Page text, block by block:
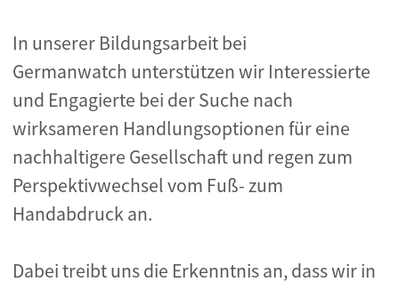
In unserer Bildungsarbeit bei
Germanwatch unterstützen wir Interessierte
und Engagierte bei der Suche nach
wirksameren Handlungsoptionen für eine
nachhaltigere Gesellschaft und regen zum
Perspektivwechsel vom Fuß- zum
Handabdruck an.
Dabei treibt uns die Erkenntnis an, dass wir in